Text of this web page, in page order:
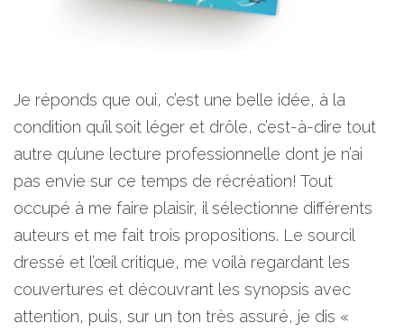
Je réponds que oui, c’est une belle idée, à la
condition qu’il soit léger et drôle, c’est-à-dire tout
autre qu’une lecture professionnelle dont je n’ai
pas envie sur ce temps de récréation! Tout
occupé à me faire plaisir, il sélectionne différents
auteurs et me fait trois propositions. Le sourcil
dressé et l’œil critique, me voilà regardant les
couvertures et découvrant les synopsis avec
attention, puis, sur un ton très assuré, je dis «